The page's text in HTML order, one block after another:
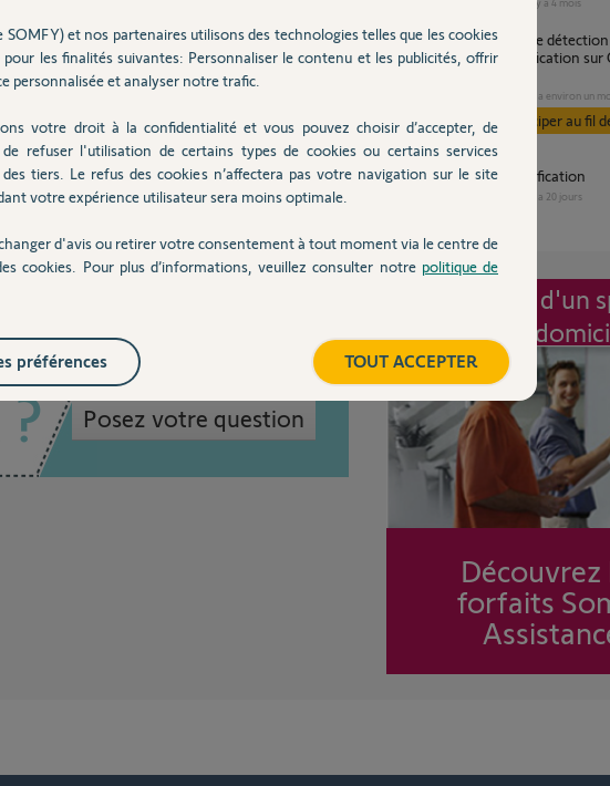
et c'est ok !
Posez votre question
Important délai entre détection de
mouvement et notification sur
il y a environ un
Participer au fil
iPhone : plus de notification
il y a 20 jours
Intervention d'un
à mon
Découvrez
forfaits
SOMFY) et nos partenaires utilisons des technologies telles que les cookies
les finalités suivantes: Personnaliser le contenu et les publicités, offrir
personnalisée et analyser notre trafic.
votre droit à la confidentialité et vous pouvez choisir d’accepter, de
refuser l'utilisation de certains types de cookies ou certains services
des tiers. Le refus des cookies n’affectera pas votre navigation sur le site
votre expérience utilisateur sera moins optimale.
d'avis ou retirer votre consentement à tout moment via le centre de
cookies. Pour plus d’informations, veuillez consulter notre politique de
TOUT ACCEPTER
préférences